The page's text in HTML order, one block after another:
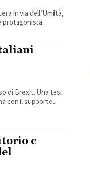
in via dell’Umiltà,
protagonista
di Brexit. Una tesi
con il supporto...
e